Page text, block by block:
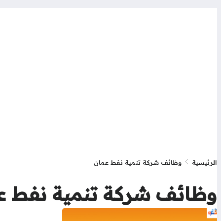
الرئيسية وظائف شركة تنمية نفط عمان
وظائف شركة تنمية نفط